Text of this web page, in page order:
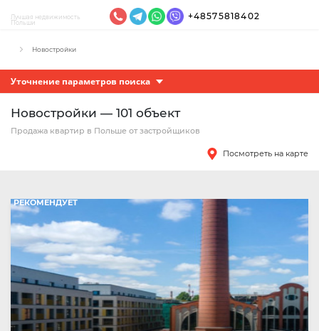
Лучшая недвижимость
Польши
+48575818402
Новостройки
Уточнение параметров поиска
Новостройки — 101 объект
Продажа квартир в Польше от застройщиков
Посмотреть на карте
РЕКОМЕНДУЕТ